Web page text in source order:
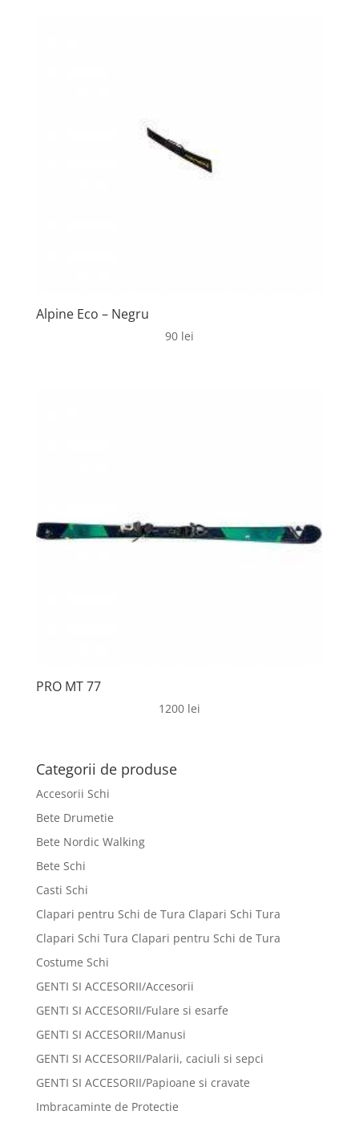
Alpine Eco – Negru
90 lei
PRO MT 77
1200 lei
Categorii de produse
Accesorii Schi
Bete Drumetie
Bete Nordic Walking
Bete Schi
Casti Schi
Clapari pentru Schi de Tura Clapari Schi Tura
Clapari Schi Tura Clapari pentru Schi de Tura
Costume Schi
GENTI SI ACCESORII/Accesorii
GENTI SI ACCESORII/Fulare si esarfe
GENTI SI ACCESORII/Manusi
GENTI SI ACCESORII/Palarii, caciuli si sepci
GENTI SI ACCESORII/Papioane si cravate
Imbracaminte de Protectie